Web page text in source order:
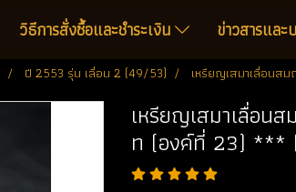
วิธีการสั่งซื้อและชำระเงิน ข่าวสารและ
ปี 2553 รุ่น เลื่อน 2 (49/53) เหรียญเสมาเลื่อนส
เหรียญเสมาเลื่อ
ท (องค์ที่ 23) ***